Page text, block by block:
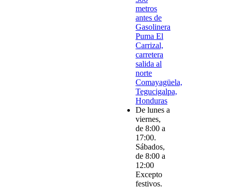
metros
antes de
Gasolinera
Puma El
Carrizal,
carretera
salida al
norte
Comayagüela,
Tegucigalpa,
Honduras
De lunes a
viernes,
de 8:00 a
17:00.
Sábados,
de 8:00 a
12:00
Excepto
festivos.